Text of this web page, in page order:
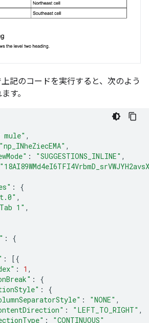
記のコードを実行すると、次のよう
す。
mule" ,
"np_INheZiecEMA" ,
: "SUGGESTIONS_INLINE" ,
:
{
,
1" ,
:
{
:
[{
: 1 ,
:
{
:
{
: "NONE" ,
: "LEFT_TO_RIGHT" ,
: "CONTINUOUS"